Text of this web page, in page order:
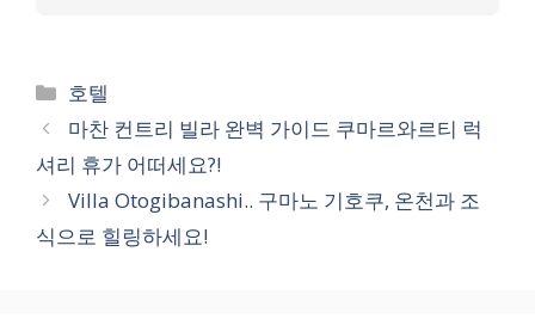
카
테
고
리
호텔
마찬 컨트리 빌라 완벽 가이드 쿠마르와르티 럭
셔리 휴가 어떠세요?!
Villa Otogibanashi.. 구마노 기호쿠, 온천과 조
식으로 힐링하세요!